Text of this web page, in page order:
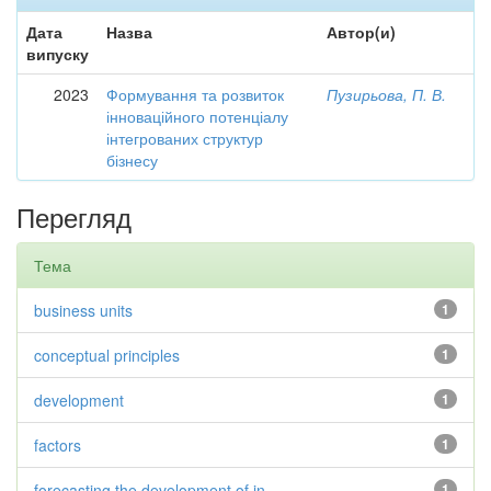
Дата
випуску
Назва Автор(и)
2023
Формування та розвиток
інноваційного потенціалу
інтегрованих структур
бізнесу
Пузирьова, П. В.
Перегляд
Тема
1
business units
1
conceptual principles
1
development
1
factors